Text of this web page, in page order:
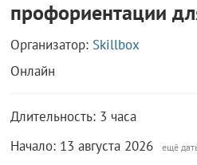
профориента­ции
Организатор: Skillbox
Онлайн
Длительность: 3 часа
Начало: 13 августа 2026 ещё